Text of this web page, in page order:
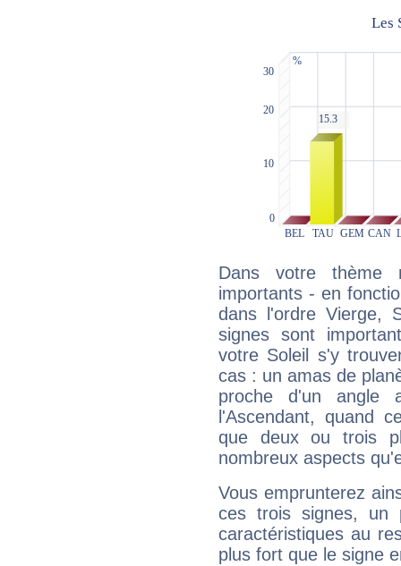
Dans votre thème
importants - en
dans l'ordre Vierge,
signes sont
votre Soleil s'y
cas : un amas de
proche d'un
l'Ascendant, quand
que deux ou trois
nombreux aspects
Vous emprunterez
ces trois signes, un
caractéristiques au
plus fort que le signe